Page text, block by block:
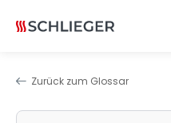
Zurück zum Glossar